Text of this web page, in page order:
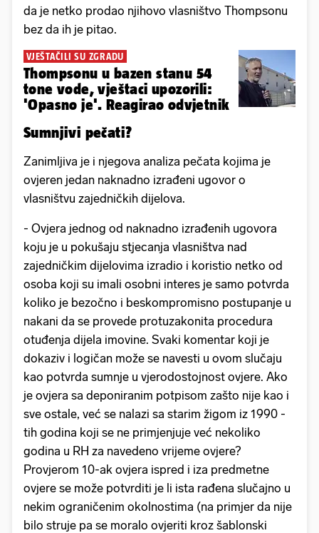
da je netko prodao njihovo vlasništvo Thompsonu
bez da ih je pitao.
VJEŠTAČILI SU ZGRADU
Thompsonu u bazen stanu 54
tone vode, vještaci upozorili:
'Opasno je'. Reagirao odvjetnik
Sumnjivi pečati?
Zanimljiva je i njegova analiza pečata kojima je
ovjeren jedan naknadno izrađeni ugovor o
vlasništvu zajedničkih dijelova.
- Ovjera jednog od naknadno izrađenih ugovora
koju je u pokušaju stjecanja vlasništva nad
zajedničkim dijelovima izradio i koristio netko od
osoba koji su imali osobni interes je samo potvrda
koliko je bezočno i beskompromisno postupanje u
nakani da se provede protuzakonita procedura
otuđenja dijela imovine. Svaki komentar koji je
dokaziv i logičan može se navesti u ovom slučaju
kao potvrda sumnje u vjerodostojnost ovjere. Ako
je ovjera sa deponiranim potpisom zašto nije kao i
sve ostale, već se nalazi sa starim žigom iz 1990 -
tih godina koji se ne primjenjuje već nekoliko
godina u RH za navedeno vrijeme ovjere?
Provjerom 10-ak ovjera ispred i iza predmetne
ovjere se može potvrditi je li ista rađena slučajno u
nekim ograničenim okolnostima (na primjer da nije
bilo struje pa se moralo ovjeriti kroz šablonski